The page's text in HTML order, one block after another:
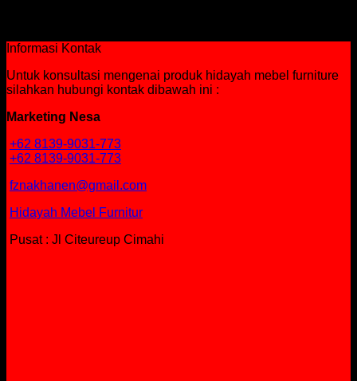
Informasi Kontak
Untuk konsultasi mengenai produk hidayah mebel furniture
silahkan hubungi kontak dibawah ini :
Marketing Nesa
+62 8139-9031-773
+62 8139-9031-773
fznakhanen@gmail.com
Hidayah Mebel Furnitur
Pusat : Jl Citeureup Cimahi